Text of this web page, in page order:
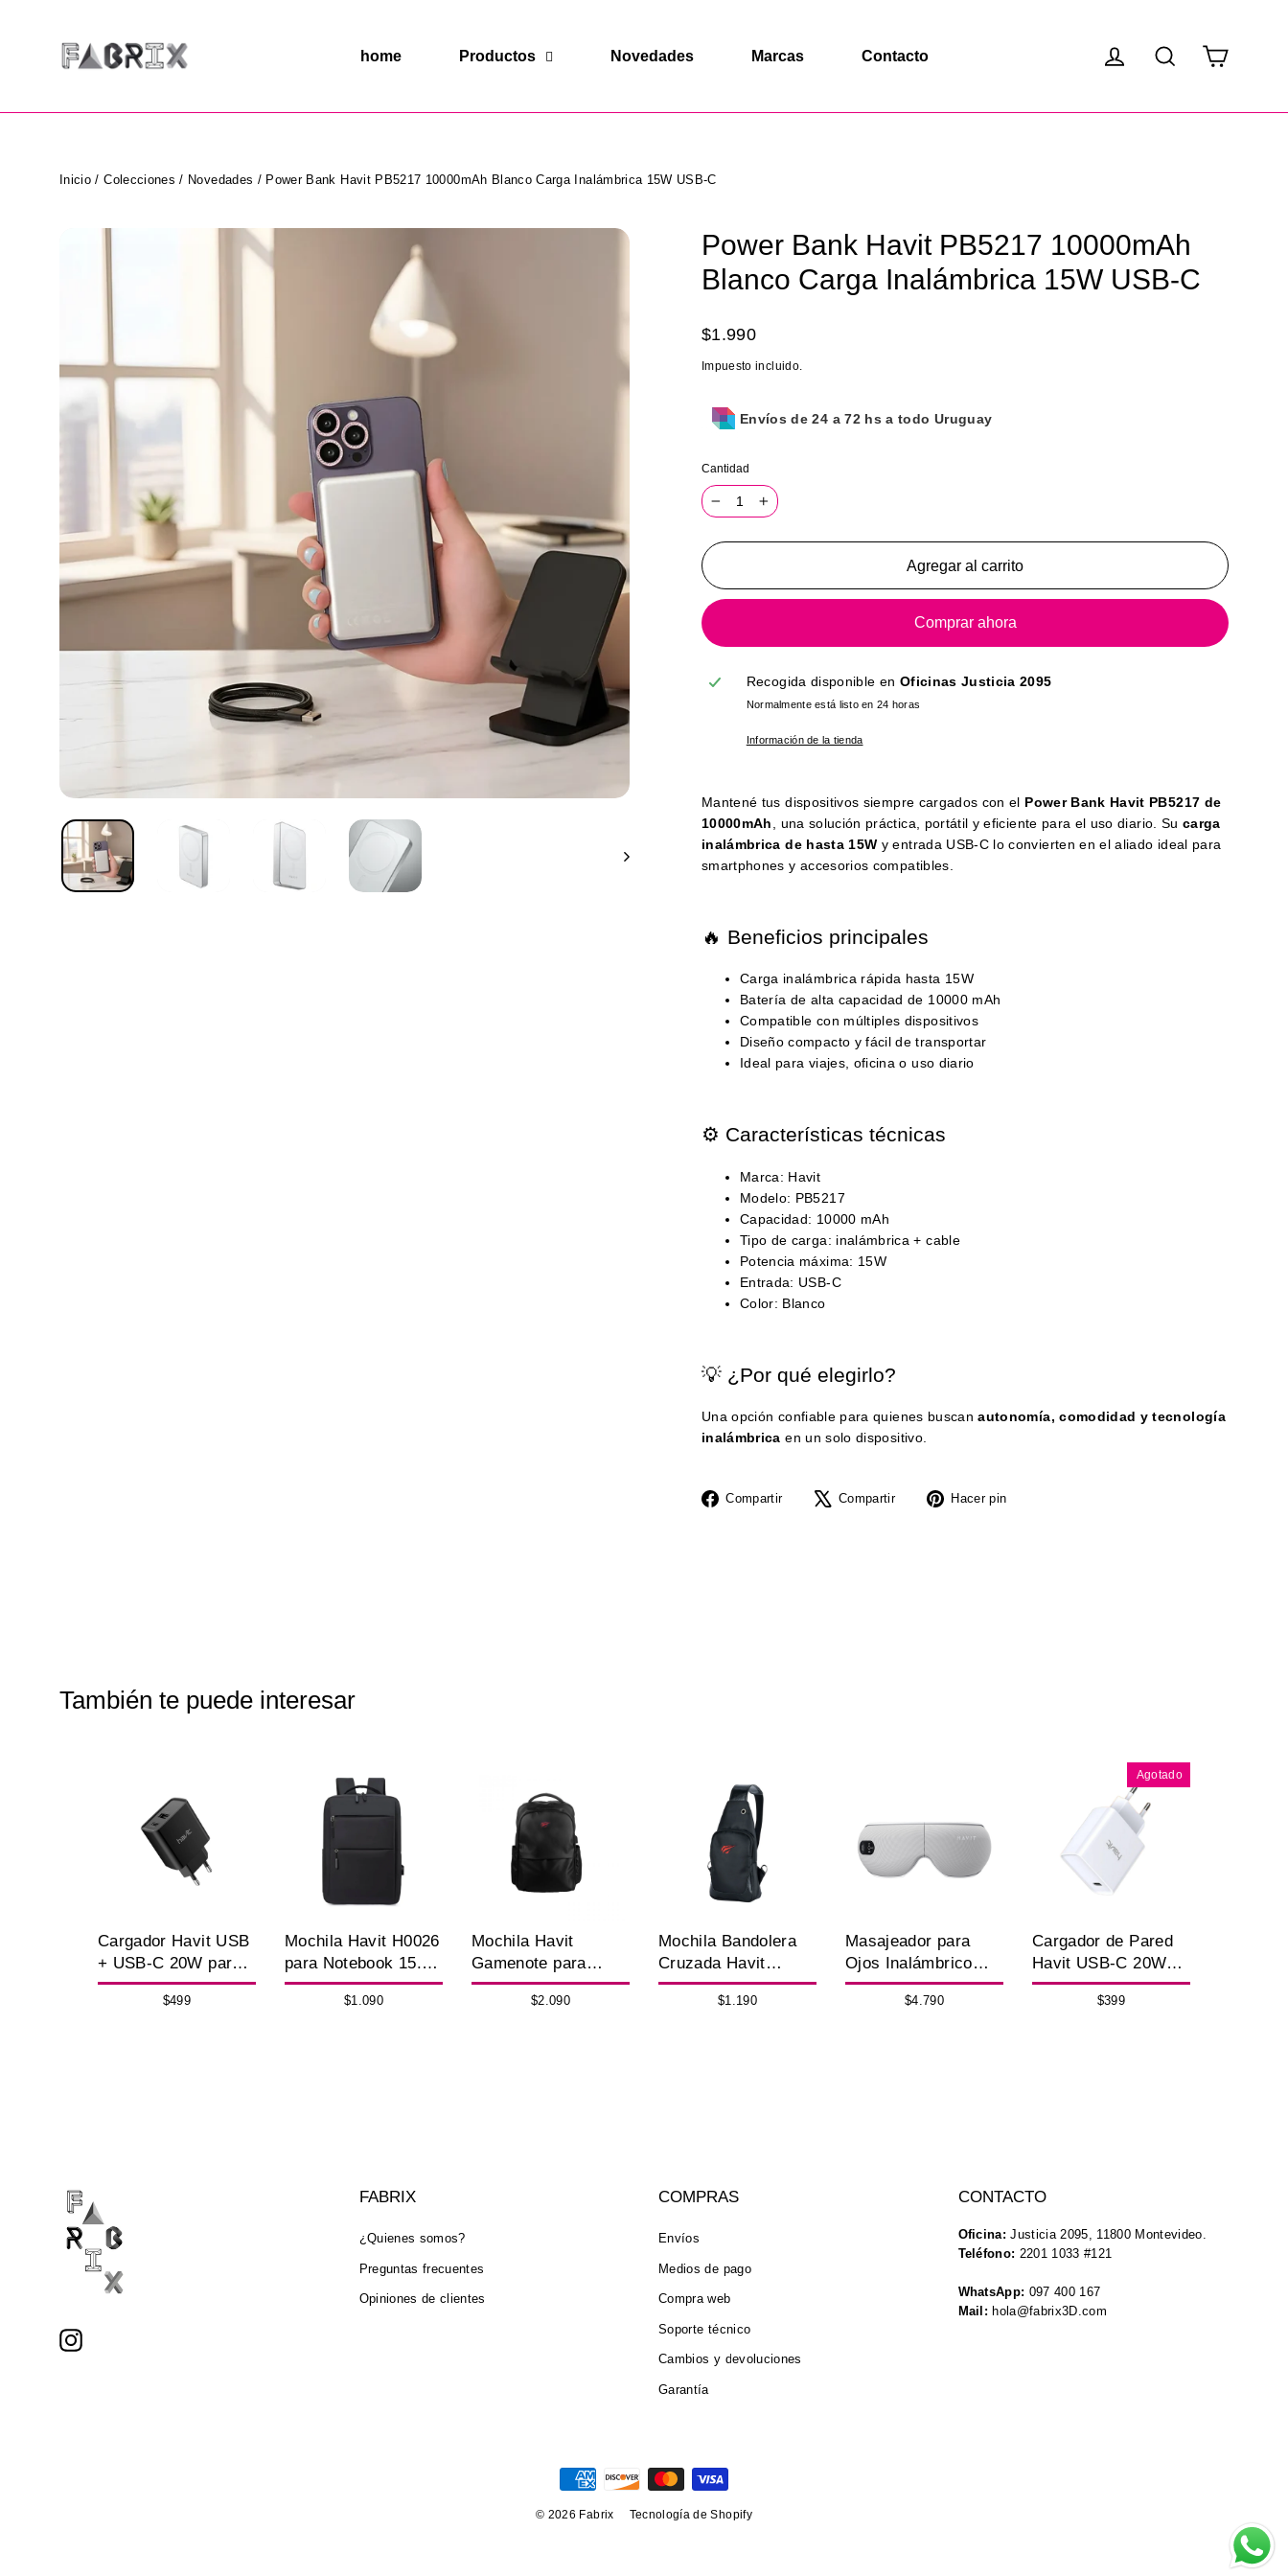
home Productos Novedades Marcas Contacto Ingresar BuscarCarrito
Inicio / Colecciones / Novedades / Power Bank Havit PB5217 10000mAh Blanco Carga Inalámbrica 15W USB-C
Power Bank Havit PB5217 10000mAh
Blanco Carga Inalámbrica 15W USB-C
Precio
$1.990
Impuesto incluido.
Envíos de 24 a 72 hs a todo Uruguay
Cantidad
+
Agregar al carrito
Comprar ahora
Recogida disponible en Oficinas Justicia 2095
Normalmente está listo en 24 horas
Información de la tienda
Mantené tus dispositivos siempre cargados con el Power Bank Havit PB5217 de
10000mAh
, una solución práctica, portátil y eficiente para el uso diario. Su carga
inalámbrica de hasta 15W y entrada USB-C lo convierten en el aliado ideal para
smartphones y accesorios compatibles.
🔥 Beneficios principales
Carga inalámbrica rápida hasta 15W
Batería de alta capacidad de 10000 mAh
Compatible con múltiples dispositivos
Diseño compacto y fácil de transportar
Ideal para viajes, oficina o uso diario
⚙️ Características técnicas
Marca: Havit
Modelo: PB5217
Capacidad: 10000 mAh
Tipo de carga: inalámbrica + cable
Potencia máxima: 15W
Entrada: USB-C
Color: Blanco
💡 ¿Por qué elegirlo?
Una opción confiable para quienes buscanautonomía, comodidad y tecnología
inalámbrica en un solo dispositivo.
Compartir
CompartirCompartir
Tuitear Hacer pin
También te puede interesar
Cargador Havit USB
+ USB-C 20W para
Celular y
Dispositivos – Carga
$499
Mochila Havit H0026
para Notebook 15.6"
Impermeable con
Puerto USB
$1.090
Mochila Havit
Gamenote para
Notebook 15.6"
Impermeable Negra
$2.090
Mochila Bandolera
Cruzada Havit
Gamenote Negra
$1.190
Masajeador para
Ojos Inalámbrico
con Calor y
Bluetooth$4.790
Agotado
Cargador de Pared
Havit USB-C 20W
Carga Rápida 220V
$399
Instagram
FABRIX
¿Quienes somos?
Preguntas frecuentes
Opiniones de clientes
COMPRAS
Envíos
Medios de pago
Compra web
Soporte técnico
Cambios y devoluciones
Garantía
CONTACTO
Oficina: Justicia 2095, 11800 Montevideo.
Teléfono: 2201 1033 #121
WhatsApp: 097 400 167
Mail: hola@fabrix3D.com
© 2026 Fabrix Tecnología de Shopify